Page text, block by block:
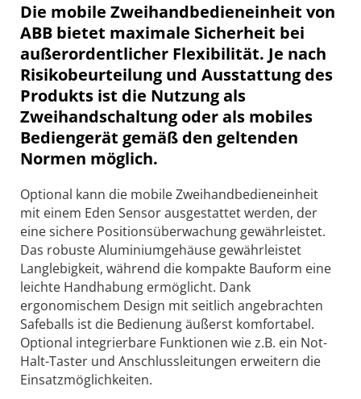
Die mobile Zweihandbedieneinheit von
ABB bietet maximale Sicherheit bei
außerordentlicher Flexibilität. Je nach
Risikobeurteilung und Ausstattung des
Produkts ist die Nutzung als
Zweihandschaltung oder als mobiles
Bediengerät gemäß den geltenden
Normen möglich.
Optional kann die mobile Zweihandbedieneinheit
mit einem Eden Sensor ausgestattet werden, der
eine sichere Positionsüberwachung gewährleistet.
Das robuste Aluminiumgehäuse gewährleistet
Langlebigkeit, während die kompakte Bauform eine
leichte Handhabung ermöglicht. Dank
ergonomischem Design mit seitlich angebrachten
Safeballs ist die Bedienung äußerst komfortabel.
Optional integrierbare Funktionen wie z.B. ein Not-
Halt-Taster und Anschlussleitungen erweitern die
Einsatzmöglichkeiten.